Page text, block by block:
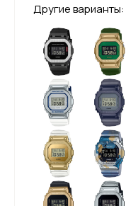
Другие варианты: